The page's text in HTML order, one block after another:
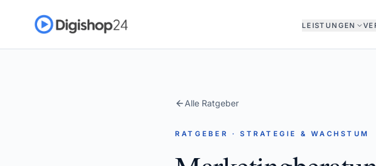
LEISTUNGEN
Alle Ratgeber
RATGEBER · STRATEGIE & WACHSTUM